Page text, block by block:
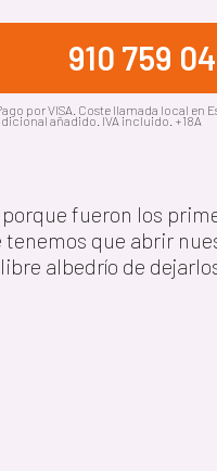
910 759
por VISA. Coste llamada local en
añadido. IVA incluido. +18A
fueron los
que abrir
albedrío de